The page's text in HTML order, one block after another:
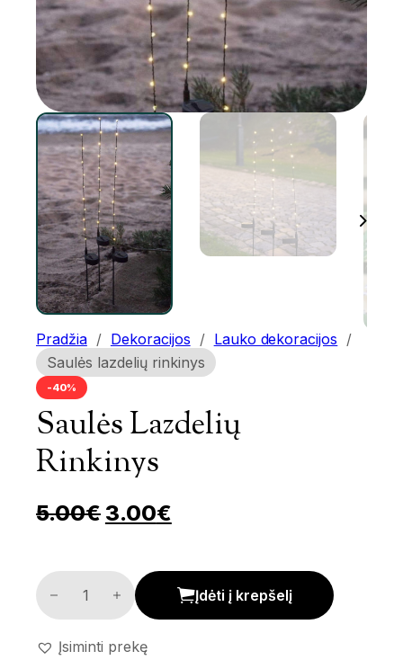
Pradžia / Dekoracijos / Lauko dekoracijos /
Saulės lazdelių rinkinys
-40%
Saulės Lazdelių
Rinkinys
5.00€ Pradinė kaina buvo: 5.00€.
3.00€Dabartinė kaina yra:
Saulės lazdelių rinkinys kiekis
Įdėti į krepšelį
Įsiminti prekę